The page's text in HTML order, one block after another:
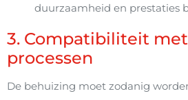
duurzaamheid en prestaties
3. Compatibiliteit
processen
De behuizing moet zodanig